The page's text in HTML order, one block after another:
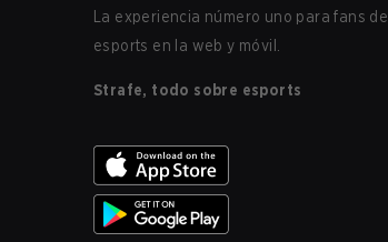
La experiencia número uno para fans de
esports en la web y móvil.
Strafe, todo sobre esports